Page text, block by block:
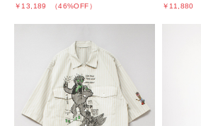
￥13,189 （46%OFF） ￥11,880